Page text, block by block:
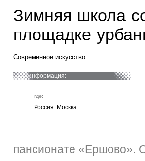
Зимняя школа
площадке
Современное искусство
информация:
где:
Россия. Москва
пансионате «Ершово».